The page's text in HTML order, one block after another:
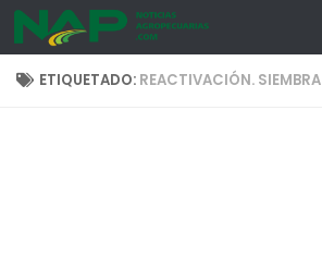
Skip to content
ETIQUETADO: REACTIVACIÓN. SIEMBRA